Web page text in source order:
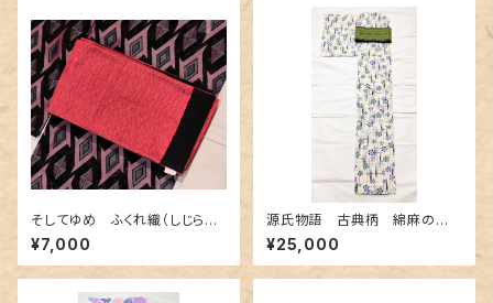
そしてゆめ ふくれ織（しじら織）
のリバーシブル半幅帯
¥7,000
源氏物語 古典柄 綿麻の浴
衣 紅型調
¥25,000